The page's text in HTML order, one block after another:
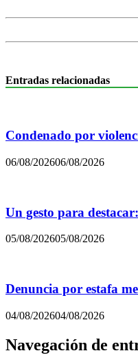
Entradas relacionadas
Condenado por
06/08/202606/08/2026
Un gesto para
05/08/202605/08/2026
Denuncia por estafa
04/08/202604/08/2026
Navegación de